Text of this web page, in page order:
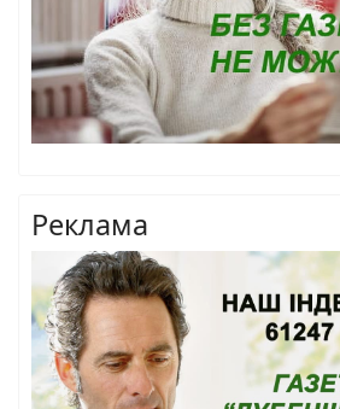
Реклама